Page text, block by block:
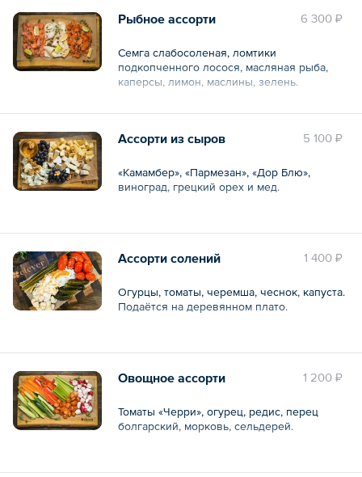
6 300 ₽
Рыбное ассорти
Семга слабосоленая, ломтики
подкопченного лосося, масляная рыба,
каперсы, лимон, маслины, зелень.
Общий вес – 850 г
5 100 ₽
Ассорти из сыров
«Камамбер», «Пармезан», «Дор Блю»,
виноград, грецкий орех и мед.
Общий вес – 850 г
1 400 ₽
Ассорти солений
Огурцы, томаты, черемша, чеснок, капуста.
Подаётся на деревянном плато.
Общий вес – 850 г
1 200 ₽
Овощное ассорти
Томаты «Черри», огурец, редис, перец
болгарский, морковь, сельдерей.
Общий вес – 850 г